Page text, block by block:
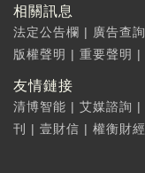
相關訊息
法定公告欄 | 廣告查詢
版權聲明 | 重要聲明 |
友情鏈接
清博智能 | 艾媒諮詢 |
刊
| 壹財信 | 權衡財經